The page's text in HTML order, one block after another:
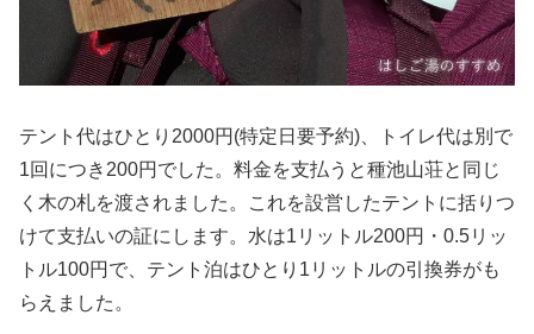
テント代はひとり2000円(特定日要予約)、トイレ代は別で
1回につき200円でした。料金を支払うと種池山荘と同じ
く木の札を渡されました。これを設営したテントに括りつ
けて支払いの証にします。水は1リットル200円・0.5リッ
トル100円で、テント泊はひとり1リットルの引換券がも
らえました。